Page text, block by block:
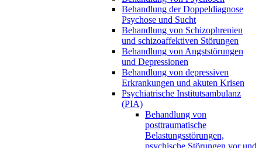
Behandlung der Doppeldiagnose
Psychose und Sucht
Behandlung von Schizophrenien
und schizoaffektiven Störungen
Behandlung von Angststörungen
und Depressionen
Behandlung von depressiven
Erkrankungen und akuten Krisen
Psychiatrische Institutsambulanz
(PIA)
Behandlung von
posttraumatische
Belastungsstörungen,
psychische Störungen vor und